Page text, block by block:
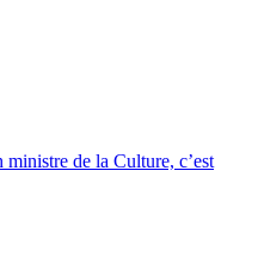
de la Culture, c’est